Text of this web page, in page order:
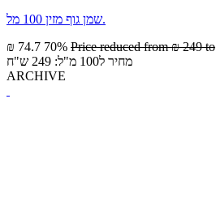
שמן גוף מזין 100 מל.
₪ 74.7 70% Price reduced from₪ 249 to
מחיר ל100 מ"ל: 249 ש"ח
ARCHIVE